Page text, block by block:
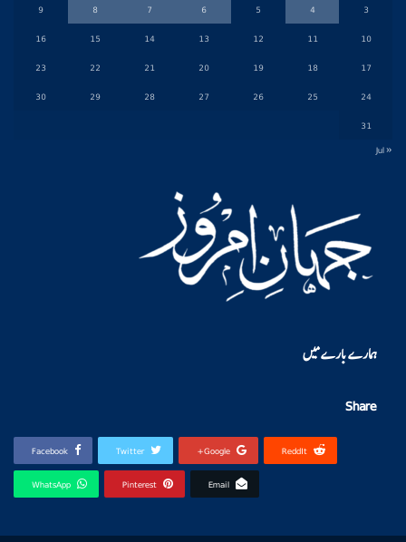
3
4
5
6
7
8
9
10
11
12
13
14
15
16
17
18
19
20
21
22
23
24
25
26
27
28
29
30
31
« Jul
ہمارے بارے میں
Share
Facebook Twitter Google+ ReddIt
WhatsApp Pinterest Email